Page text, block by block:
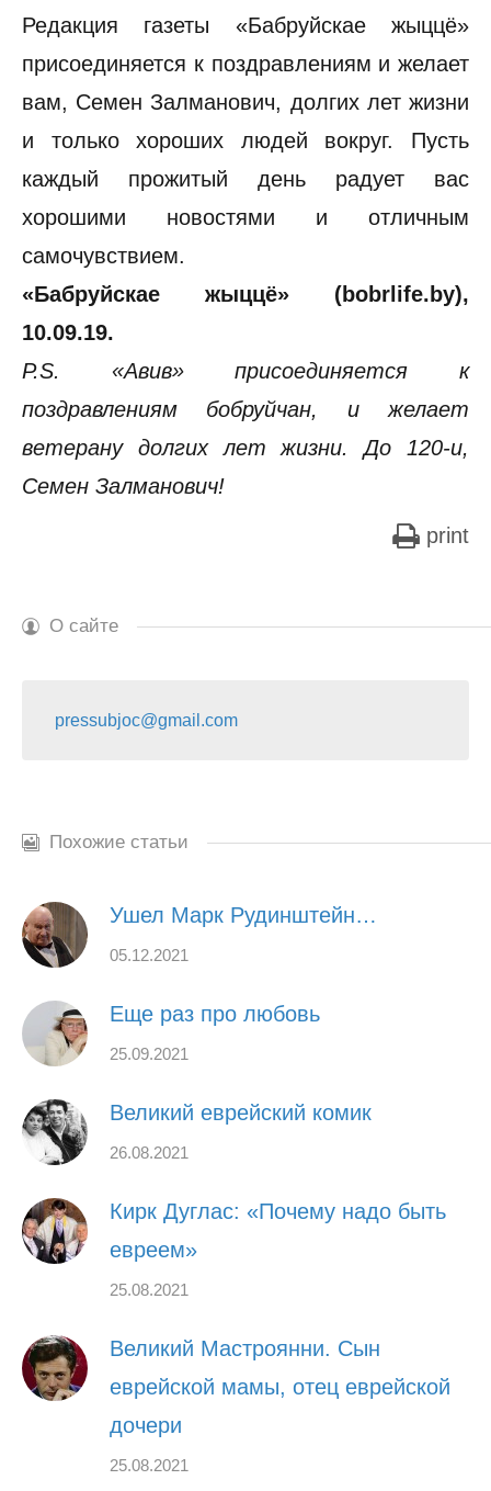
Редакция газеты «Бабруйскае жыццё»
присоединяется к поздравлениям и желает
вам, Семен Залманович, долгих лет жизни
и только хороших людей вокруг. Пусть
каждый прожитый день радует вас
хорошими новостями и отличным
самочувствием.
«Бабруйскае жыццё» (bobrlife.by),
10.09.19.
P.S. «Авив» присоединяется к
поздравлениям бобруйчан, и желает
ветерану долгих лет жизни. До 120-и,
Семен Залманович!
print
О сайте
pressubjoc@gmail.com
Похожие статьи
Ушел Марк Рудинштейн…
05.12.2021
Еще раз про любовь
25.09.2021
Великий еврейский комик
26.08.2021
Кирк Дуглас: «Почему надо быть
евреем»
25.08.2021
Великий Мастроянни. Сын
еврейской мамы, отец еврейской
дочери
25.08.2021